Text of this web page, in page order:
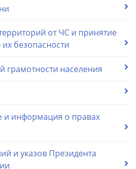
от ЧС и принятие
безопасности
населения
и информация о правах
и указов Президента